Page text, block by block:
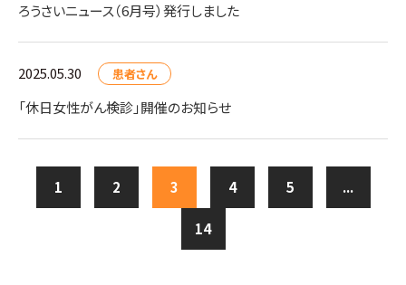
ろうさいニュース（6月号）発行しました
2025.05.30 患者さん
「休日女性がん検診」開催のお知らせ
1 2 3 4 5 ...
14